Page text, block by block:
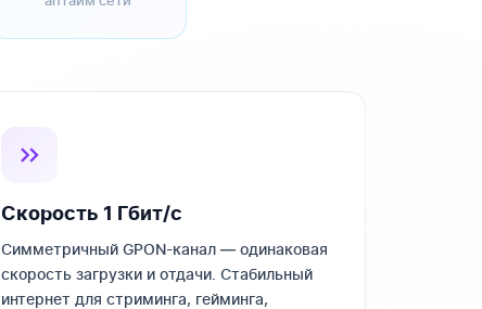
Скорость 1 Гбит/с
Симметричный GPON-канал — одинаковая
скорость загрузки и отдачи. Стабильный
интернет для стриминга, гейминга,